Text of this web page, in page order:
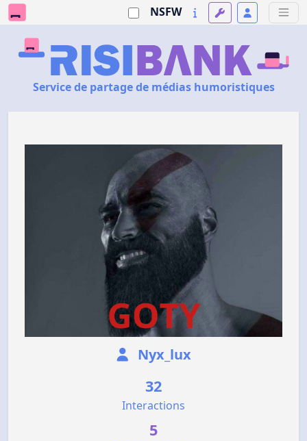
NSFW
Service de partage de médias humoristiques
Nyx_lux
32
Interactions
5